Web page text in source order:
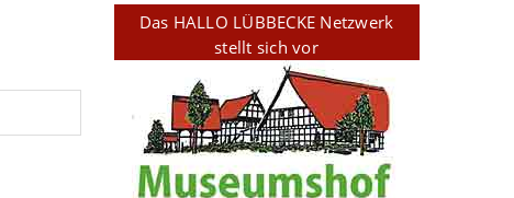
Das HALLO LÜBBECKE Netzwerk
stellt sich vor